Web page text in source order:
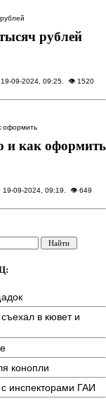
рублей
19-09-2024, 09:25. 👁 1520
и как оформить
19-09-2024, 09:19 . 👁 649
в кювет и
конопли
инспекторами ГАИ